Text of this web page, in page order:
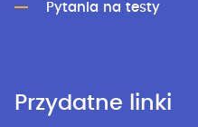
Pytania na testy
Przydatne linki